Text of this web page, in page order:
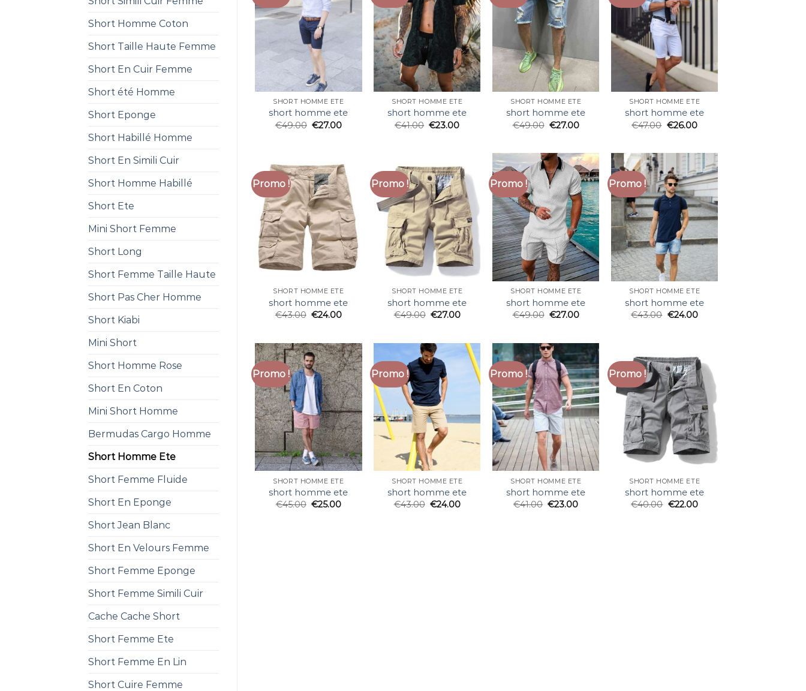
Short Homme Coton
Short Taille Haute Femme
Short En Cuir Femme
Short été Homme
Short Eponge
Short Habillé Homme
Short En Simili Cuir
Short Homme Habillé
Short Ete
Mini Short Femme
Short Long
Short Femme Taille Haute
Short Pas Cher Homme
Short Kiabi
Mini Short
Short Homme Rose
Short En Coton
Mini Short Homme
Bermudas Cargo Homme
Short Homme Ete
Short Femme Fluide
Short En Eponge
Short Jean Blanc
Short En Velours Femme
Short Femme Eponge
Short Femme Simili Cuir
Cache Cache Short
Short Femme Ete
Short Femme En Lin
Short Cuire Femme
SHORT HOMME ETE
short homme ete
€49.00 €27.00
SHORT HOMME ETE
short homme ete
€41.00 €23.00
SHORT HOMME ETE
short homme ete
€49.00 €27.00
SHORT HOMME ETE
short homme ete
€47.00 €26.00
Promo !
SHORT HOMME ETE
short homme ete
€43.00 €24.00
Promo !
SHORT HOMME ETE
short homme ete
€49.00 €27.00
Promo !
SHORT HOMME ETE
short homme ete
€49.00 €27.00
Promo !
SHORT HOMME ETE
short homme ete
€43.00 €24.00
Promo !
SHORT HOMME ETE
short homme ete
€45.00 €25.00
Promo !
SHORT HOMME ETE
short homme ete
€43.00 €24.00
Promo !
SHORT HOMME ETE
short homme ete
€41.00 €23.00
Promo !
SHORT HOMME ETE
short homme ete
€40.00 €22.00